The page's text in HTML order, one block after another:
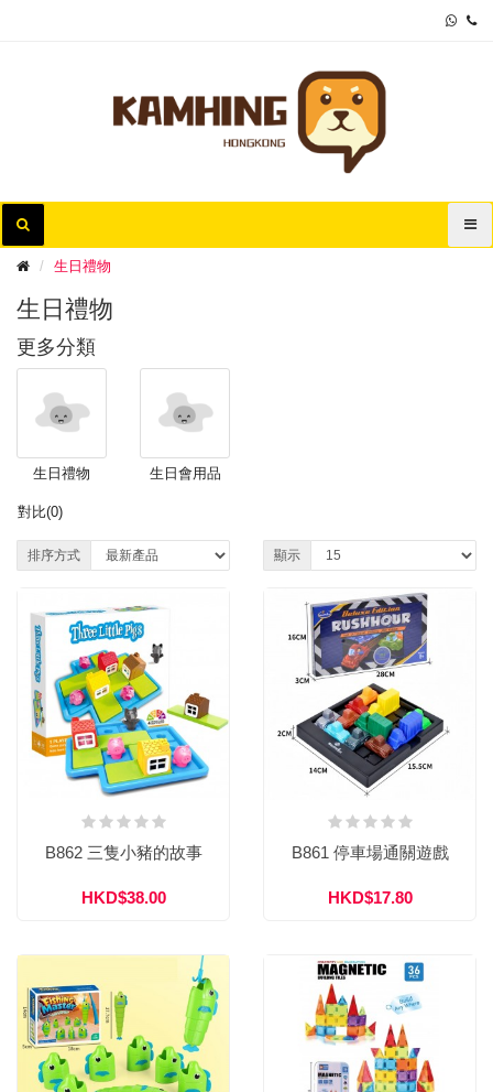
生日禮物
生日禮物
更多分類
生日禮物
生日會用品
對比(0)
排序方式 顯示
B862 三隻小豬的故事
HKD$38.00
B861 停車場通關遊戲
HKD$17.80